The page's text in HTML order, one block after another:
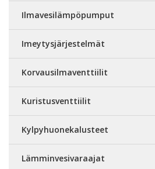
Ilmavesilämpöpumput
Imeytysjärjestelmät
Korvausilmaventtiilit
Kuristusventtiilit
Kylpyhuonekalusteet
Lämminvesivaraajat